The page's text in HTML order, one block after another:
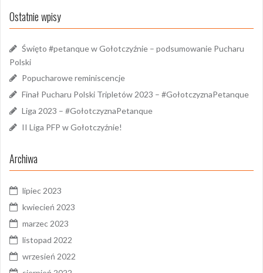
Ostatnie wpisy
Święto #petanque w Gołotczyźnie – podsumowanie Pucharu
Polski
Popucharowe reminiscencje
Finał Pucharu Polski Tripletów 2023 – #GołotczyznaPetanque
Liga 2023 – #GołotczyznaPetanque
II Liga PFP w Gołotczyźnie!
Archiwa
lipiec 2023
kwiecień 2023
marzec 2023
listopad 2022
wrzesień 2022